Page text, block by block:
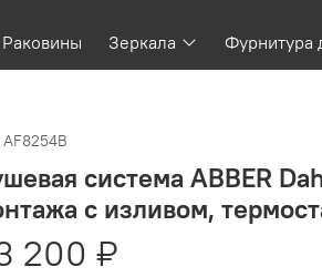
Раковины Зеркала Фурнитура
AF8254B
система ABBER
с изливом,
200 ₽